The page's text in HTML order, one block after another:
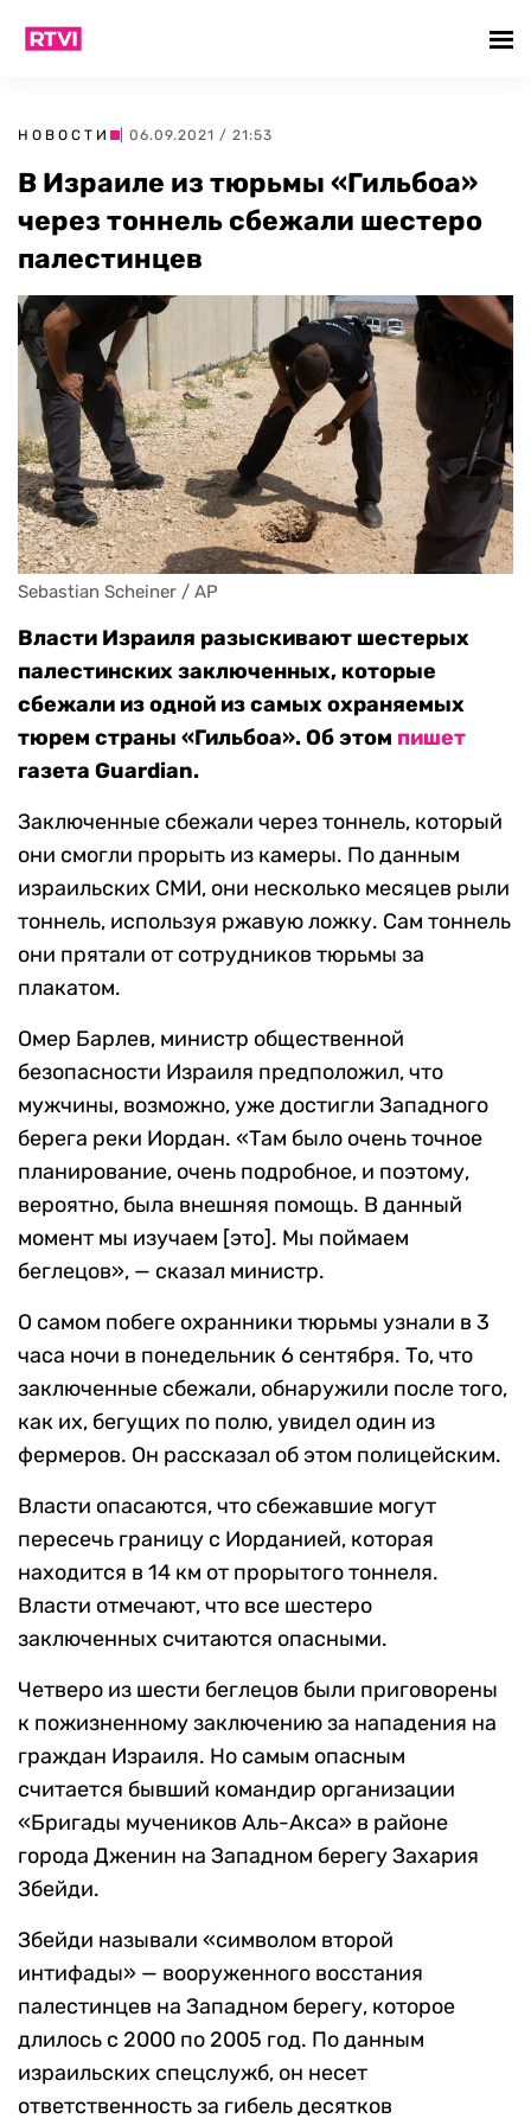
НОВОСТИ | 06.09.2021 / 21:53
В Израиле из тюрьмы «Гильбоа»
через тоннель сбежали шестеро
палестинцев
Sebastian Scheiner / AP
Власти Израиля разыскивают шестерых
палестинских заключенных, которые
сбежали из одной из самых охраняемых
тюрем страны «Гильбоа». Об этом пишет
газета Guardian.
Заключенные сбежали через тоннель, который
они смогли прорыть из камеры. По данным
израильских СМИ, они несколько месяцев рыли
тоннель, используя ржавую ложку. Сам тоннель
они прятали от сотрудников тюрьмы за
плакатом.
Омер Барлев, министр общественной
безопасности Израиля предположил, что
мужчины, возможно, уже достигли Западного
берега реки Иордан. «Там было очень точное
планирование, очень подробное, и поэтому,
вероятно, была внешняя помощь. В данный
момент мы изучаем [это]. Мы поймаем
беглецов», — сказал министр.
О самом побеге охранники тюрьмы узнали в 3
часа ночи в понедельник 6 сентября. То, что
заключенные сбежали, обнаружили после того,
как их, бегущих по полю, увидел один из
фермеров. Он рассказал об этом полицейским.
Власти опасаются, что сбежавшие могут
пересечь границу с Иорданией, которая
находится в 14 км от прорытого тоннеля.
Власти отмечают, что все шестеро
заключенных считаются опасными.
Четверо из шести беглецов были приговорены
к пожизненному заключению за нападения на
граждан Израиля. Но самым опасным
считается бывший командир организации
«Бригады мучеников Аль-Акса» в районе
города Дженин на Западном берегу Захария
Збейди.
Збейди называли «символом второй
интифады» — вооруженного восстания
палестинцев на Западном берегу, которое
длилось с 2000 по 2005 год. По данным
израильских спецслужб, он несет
ответственность за гибель десятков